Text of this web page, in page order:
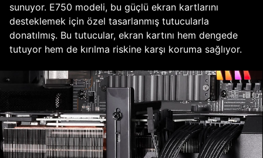
sunuyor. E750 modeli, bu güçlü ekran kartlarını
desteklemek için özel tasarlanmış tutucularla
donatılmış. Bu tutucular, ekran kartını hem dengede
tutuyor hem de kırılma riskine karşı koruma sağlıyor.